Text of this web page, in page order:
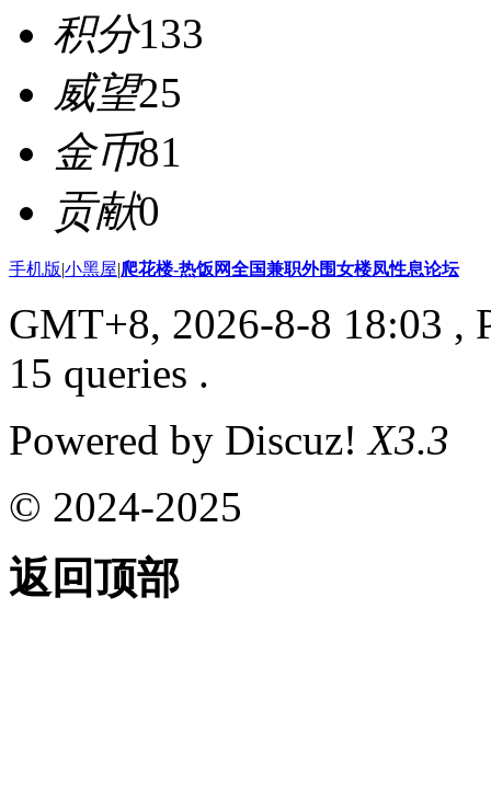
积分133
威望25
金币81
贡献0
手机版|小黑屋|爬花楼-热饭网全国兼职外围女楼凤性息论坛
GMT+8, 2026-8-8 18:03 ,
15 queries .
Powered by Discuz!X3.3
© 2024-2025
返回顶部